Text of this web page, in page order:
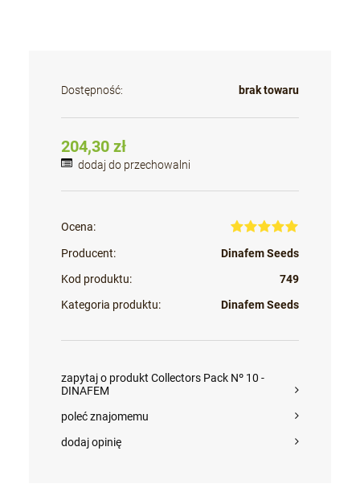
Dostępność: brak towaru
204,30 zł
dodaj do przechowalni
Ocena:
Producent:
Dinafem Seeds
Kod produktu:
749
Kategoria produktu:
Dinafem Seeds
zapytaj o produkt Collectors Pack Nº 10 -
DINAFEM
poleć znajomemu
dodaj opinię